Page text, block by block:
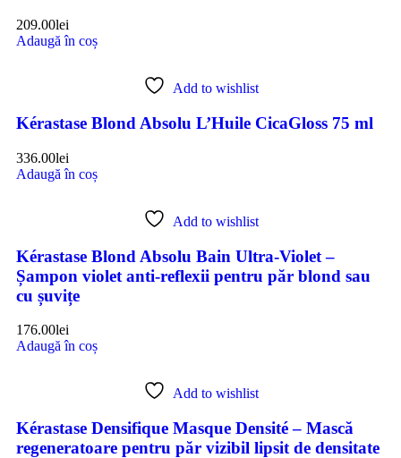
209.00lei
Adaugă în coș
Add to wishlist
Kérastase Blond Absolu L’Huile CicaGloss 75 ml
336.00lei
Adaugă în coș
Add to wishlist
Kérastase Blond Absolu Bain Ultra-Violet –
Șampon violet anti-reflexii pentru păr blond sau
cu șuvițe
176.00lei
Adaugă în coș
Add to wishlist
Kérastase Densifique Masque Densité – Mască
regeneratoare pentru păr vizibil lipsit de densitate